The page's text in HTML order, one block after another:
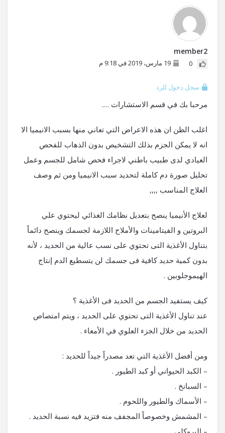
member2
0 19 مارس، 2019 في 9:18 م
سجل دخول للرد
مرحبا بك في قسم الاستشارات ….
اغلب الظن ان هذه الاعراض التي تعاني منها بسبب الانيميا الا
انه لا يمكن الجزم بذلك التشخيص بدون الذهاب للفحص
العيادي لدى طبيب باطني لاجراء فحص شامل للجسم وعمل
تحليل صورة دم كاملة لتحديد سبب الانيميا ومن ثم وصف
العلاج المناسب ,,,,
لعلاج الأنيميا ينصح بتعديل نظامك الغذائي ليحتوي علي
البروتين و الفيتامينات والأملاح اللازمة لجسمك وينصح دائماً
بتناول الأغذية التى تحتوي على نسب عالية من الحديد ، لأنه
بدون كمية حديد كافية فى جسمك لن يتسطيع الدم إنتاج
الهيموجلوبين .
كيف يستفيد الجسم من الحديد فى الأغذية ؟
عند تناول الأغذية التى تحتوي على الحديد ، ويتم امتصاص
الحديد من خلال الجزء العلوي في الأمعاء .
ومن أفضل الأغذية التي تعد مصدراً جيداً للحديد :
– الكبد الحيواني أو كبد الطيور .
– السبانخ .
– الأسماك والطيور واللحوم .
– المشمش وخصوصاً المجفف منه فتزيد فيه نسبة الحديد .
– البروكلي .